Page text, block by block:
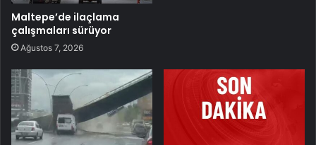
Maltepe’de ilaçlama
çalışmaları sürüyor
Ağustos 7, 2026